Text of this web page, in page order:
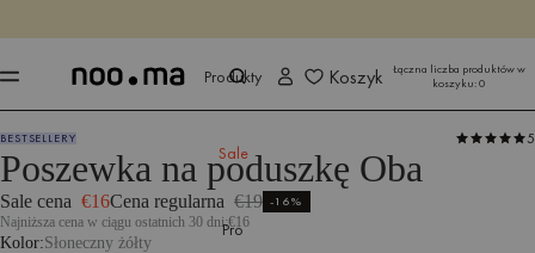
Kup teraz
Produkty
Sale
Pro
Koszyk
Łączna liczba produktów w
koszyku:0
Produkty
BESTSELLERY 5
Poszewka na poduszkę Oba
Sale cena €16Cena regularna €19 -16%
Najniższa cena w ciągu ostatnich 30 dni:€16
Kolor Słoneczny żółty